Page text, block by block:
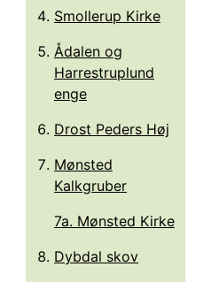
Smollerup Kirke
Ådalen og
Harrestruplund
enge
Drost Peders Høj
Mønsted
Kalkgruber
7a. Mønsted Kirke
Dybdal skov